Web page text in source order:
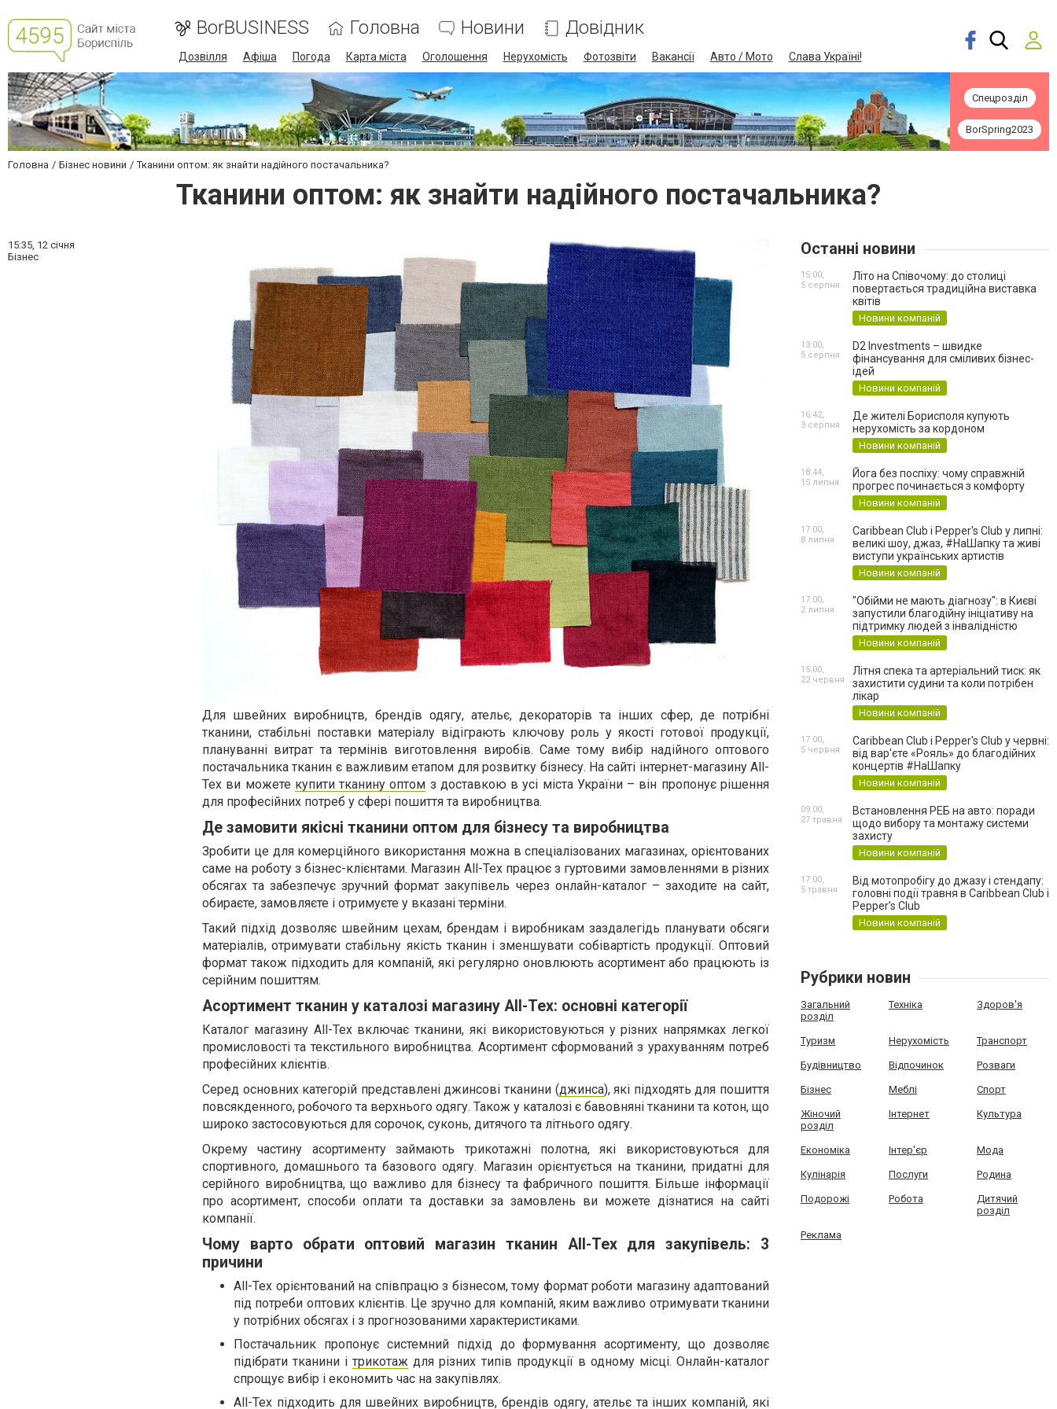
BorBUSINESS Головна Новини Довідник
Дозвілля Афіша Погода Карта міста Оголошення Нерухомість Фотозвіти Вакансії Авто / Мото Слава Україні!
Спецрозділ
BorSpring2023
Головна Бізнес новини Тканини оптом: як знайти надійного постачальника?
Тканини оптом: як знайти надійного постачальника?
15:35, 12 січня
Бізнес
Для швейних виробництв, брендів одягу, ательє, декораторів та інших сфер, де потрібні
тканини, стабільні поставки матеріалу відіграють ключову роль у якості готової продукції,
плануванні витрат та термінів виготовлення виробів. Саме тому вибір надійного оптового
постачальника тканин є важливим етапом для розвитку бізнесу. На сайті інтернет-магазину All-
Tex ви можете купити тканину оптом з доставкою в усі міста України – він пропонує рішення
для професійних потреб у сфері пошиття та виробництва.
Де замовити якісні тканини оптом для бізнесу та виробництва
Зробити це для комерційного використання можна в спеціалізованих магазинах, орієнтованих
саме на роботу з бізнес-клієнтами. Магазин All-Tex працює з гуртовими замовленнями в різних
обсягах та забезпечує зручний формат закупівель через онлайн-каталог – заходите на сайт,
обираєте, замовляєте і отримуєте у вказані терміни.
Такий підхід дозволяє швейним цехам, брендам і виробникам заздалегідь планувати обсяги
матеріалів, отримувати стабільну якість тканин і зменшувати собівартість продукції. Оптовий
формат також підходить для компаній, які регулярно оновлюють асортимент або працюють із
серійним пошиттям.
Асортимент тканин у каталозі магазину All-Tex: основні категорії
Каталог магазину All-Tex включає тканини, які використовуються у різних напрямках легкої
промисловості та текстильного виробництва. Асортимент сформований з урахуванням потреб
професійних клієнтів.
Серед основних категорій представлені джинсові тканини (джинса), які підходять для пошиття
повсякденного, робочого та верхнього одягу. Також у каталозі є бавовняні тканини та котон, що
широко застосовуються для сорочок, суконь, дитячого та літнього одягу.
Окрему частину асортименту займають трикотажні полотна, які використовуються для
спортивного, домашнього та базового одягу. Магазин орієнтується на тканини, придатні для
серійного виробництва, що важливо для бізнесу та фабричного пошиття. Більше інформації
про асортимент, способи оплати та доставки за замовлень ви можете дізнатися на сайті
компанії.
Чому варто обрати оптовий магазин тканин All-Tex для закупівель: 3
причини
All-Tex орієнтований на співпрацю з бізнесом, тому формат роботи магазину адаптований
під потреби оптових клієнтів. Це зручно для компаній, яким важливо отримувати тканини
у потрібних обсягах і з прогнозованими характеристиками.
Постачальник пропонує системний підхід до формування асортименту, що дозволяє
підібрати тканини ітрикотаж для різних типів продукції в одному місці. Онлайн-каталог
спрощує вибір і економить час на закупівлях.
All-Tex підходить для швейних виробництв, брендів одягу, ательє та інших компаній, які
Останні новини
Літо на Співочому: до столиці
повертається традиційна виставка
квітів
Новини компаній
15:00,
5 серпня
D2 Investments – швидке
фінансування для сміливих бізнес-
ідей
Новини компаній
13:00,
5 серпня
Де жителі Борисполя купують
нерухомість за кордоном
Новини компаній
16:42,
3 серпня
Йога без поспіху: чому справжній
прогрес починається з комфорту
Новини компаній
18:44,
15 липня
Caribbean Club і Pepper's Club у липні:
великі шоу, джаз, #НаШапку та живі
виступи українських артистів
Новини компаній
17:00,
8 липня
"Обійми не мають діагнозу": в Києві
запустили благодійну ініціативу на
підтримку людей з інвалідністю
Новини компаній
17:00,
2 липня
Літня спека та артеріальний тиск: як
захистити судини та коли потрібен
лікар
Новини компаній
15:00,
22 червня
Caribbean Club і Pepper's Club у червні:
від вар'єте «Рояль» до благодійних
концертів #НаШапку
Новини компаній
17:00,
5 червня
Встановлення РЕБ на авто: поради
щодо вибору та монтажу системи
захисту
Новини компаній
09:00,
27 травня
Від мотопробігу до джазу і стендапу:
головні події травня в Caribbean Club і
Pepper’s Club
Новини компаній
17:00,
5 травня
Рубрики новин
Загальний
розділ
Техніка Здоров'я
Туризм Нерухомість Транспорт
Будівництво Відпочинок Розваги
Бізнес Меблі Спорт
Жіночий
розділ
Інтернет Культура
Економіка Інтер'єр Мода
Кулінарія Послуги Родина
Подорожі Робота
Дитячий
розділ
Реклама